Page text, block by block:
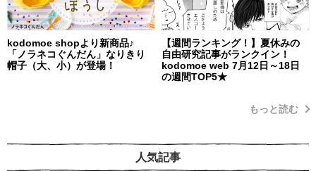
kodomoe shopより新商品♪
「ノラネコぐんだん」なりきり
帽子（大、小）が登場！
【週間ランキング！】夏休みの
自由研究記事がランクイン！
kodomoe web 7月12日～18日
の週間TOP5★
もっと読む
人気記事